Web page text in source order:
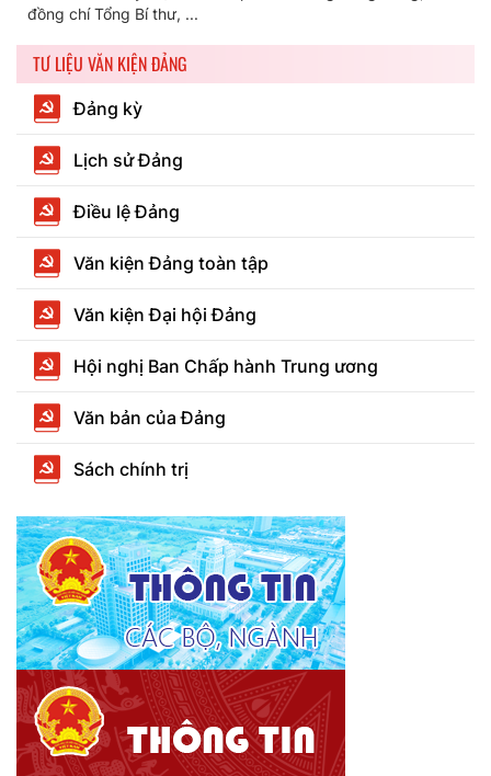
đồng chí Tổng Bí thư, ...
TƯ LIỆU VĂN KIỆN ĐẢNG
Đảng kỳ
Lịch sử Đảng
Điều lệ Đảng
Văn kiện Đảng toàn tập
Văn kiện Đại hội Đảng
Hội nghị Ban Chấp hành Trung ương
Văn bản của Đảng
Sách chính trị